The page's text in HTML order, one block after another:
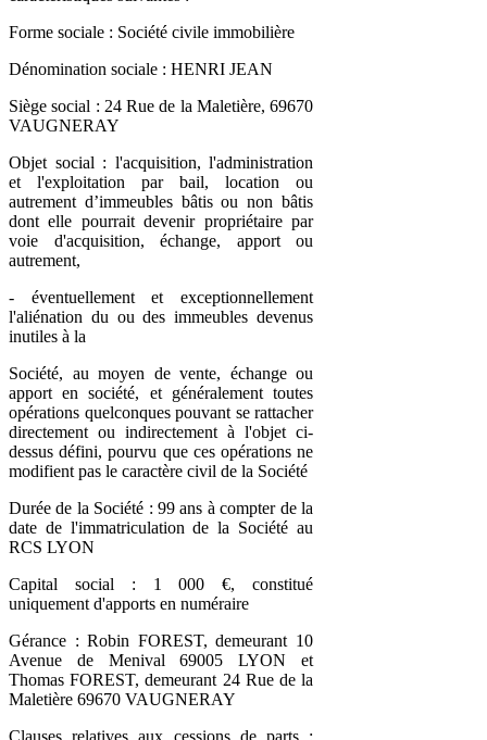
Forme sociale : Société civile immobilière
Dénomination sociale : HENRI JEAN
Siège social : 24 Rue de la Maletière, 69670
VAUGNERAY
Objet social : l'acquisition, l'administration
et l'exploitation par bail, location ou
autrement d’immeubles bâtis ou non bâtis
dont elle pourrait devenir propriétaire par
voie d'acquisition, échange, apport ou
autrement,
- éventuellement et exceptionnellement
l'aliénation du ou des immeubles devenus
inutiles à la
Société, au moyen de vente, échange ou
apport en société, et généralement toutes
opérations quelconques pouvant se rattacher
directement ou indirectement à l'objet ci-
dessus défini, pourvu que ces opérations ne
modifient pas le caractère civil de la Société
Durée de la Société : 99 ans à compter de la
date de l'immatriculation de la Société au
RCS LYON
Capital social : 1 000 €, constitué
uniquement d'apports en numéraire
Gérance : Robin FOREST, demeurant 10
Avenue de Menival 69005 LYON et
Thomas FOREST, demeurant 24 Rue de la
Maletière 69670 VAUGNERAY
Clauses relatives aux cessions de parts :